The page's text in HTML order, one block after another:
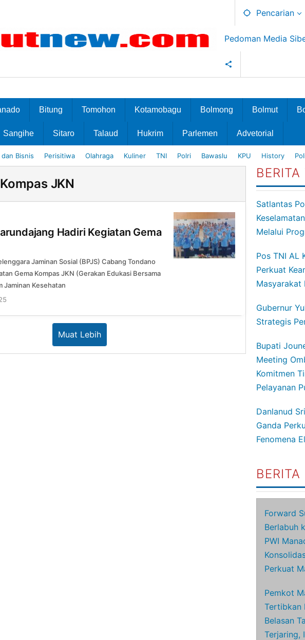
Pencarian
Pedoman Media
Bitung Tomohon Kotamobagu Bolmong Bolmut
Sangihe Sitaro Talaud Hukrim Parlemen Advetorial
Bisnis Perisitiwa Olahraga Kuliner TNI Polri Bawaslu KPU History
JKN
Hadiri Kegiatan Gema
Jaminan Sosial (BPJS) Cabang Tondano
Gema Kompas JKN (Gerakan Edukasi Bersama
Jaminan Kesehatan
Muat Lebih
BERITA
Satlantas
Melalui
Pos TNI AL
Perkuat
Masyarakat
Gubernur
Strategis
Bupati
Meeting
Komitmen
Pelayanan
Danlanud
Ganda
Fenomena
Forward
Berlabuh
PWI
Perkuat
Pemkot
Tertibkan
Belasan
Terjaring,